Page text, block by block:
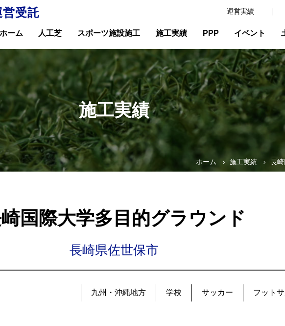
受託 運営実績
ホーム 人工芝 スポーツ施設施工 施工実績 PPP イベント
施工実績
ホーム 施工実績 長
国際大学多目的グラウンド
長崎県佐世保市
九州・沖縄地方 学校 サッカー フット